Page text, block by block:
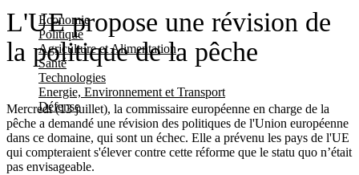
Economie
Politique
Agriculture et Alimentation
Santé
Technologies
Energie, Environnement et Transport
Défense
L'UE propose une révision de
la politique de la pêche
Mercredi (13 juillet), la commissaire européenne en charge de la
pêche a demandé une révision des politiques de l'Union européenne
dans ce domaine, qui sont un échec. Elle a prévenu les pays de l'UE
qui compteraient s'élever contre cette réforme que le statu quo n’était
pas envisageable.